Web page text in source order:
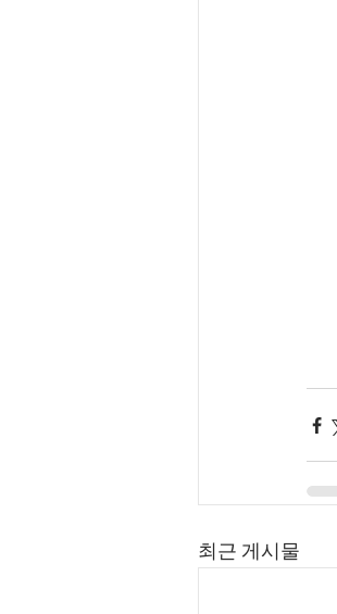
최근 게시물